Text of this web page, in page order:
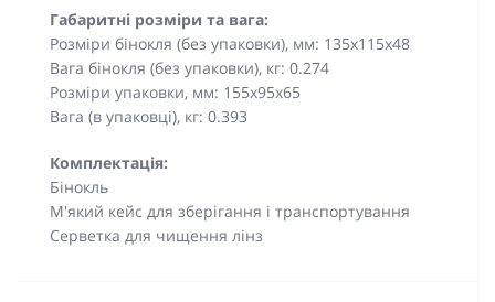
Габаритні розміри та вага:
Розміри бінокля (без упаковки), мм: 135x115x48
Вага бінокля (без упаковки), кг: 0.274
Розміри упаковки, мм: 155х95х65
Вага (в упаковці), кг: 0.393
Комплектація:
Бінокль
М'який кейс для зберігання і транспортування
Серветка для чищення лінз